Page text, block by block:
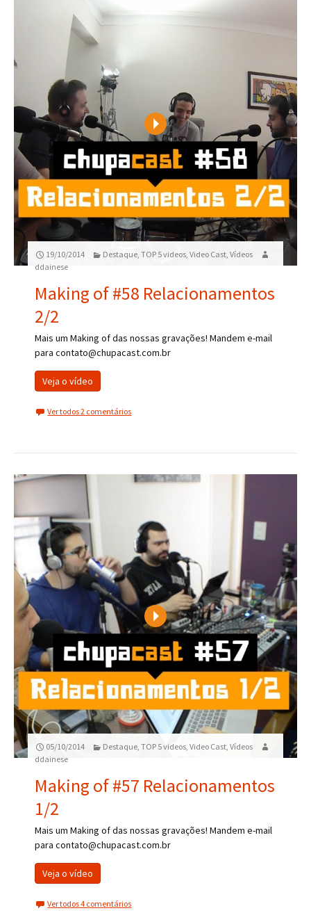
Play
19/10/2014 Destaque ,TOP 5 videos ,Video Cast ,Vídeos
ddainese
Making of #58 Relacionamentos
2/2
Mais um Making of das nossas gravações! Mandem e-mail
para contato@chupacast.com.br
Veja o vídeo
Ver todos 2 comentários
Play
05/10/2014 Destaque ,TOP 5 videos ,Video Cast ,Vídeos
ddainese
Making of #57 Relacionamentos
1/2
Mais um Making of das nossas gravações! Mandem e-mail
para contato@chupacast.com.br
Veja o vídeo
Ver todos 4 comentários